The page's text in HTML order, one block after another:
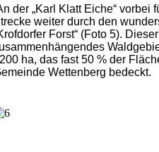
der „Karl Klatt Eiche“ vorbei
weiter durch den
Forst“ (Foto 5).
ha, das fast 50 % der
Wettenberg bedeckt.